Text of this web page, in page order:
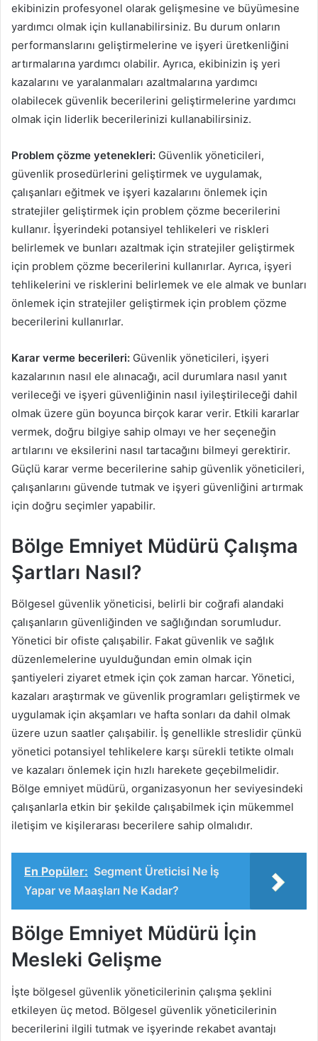
ekibinizin profesyonel olarak gelişmesine ve büyümesine
yardımcı olmak için kullanabilirsiniz. Bu durum onların
performanslarını geliştirmelerine ve işyeri üretkenliğini
artırmalarına yardımcı olabilir. Ayrıca, ekibinizin iş yeri
kazalarını ve yaralanmaları azaltmalarına yardımcı
olabilecek güvenlik becerilerini geliştirmelerine yardımcı
olmak için liderlik becerilerinizi kullanabilirsiniz.
Problem çözme yetenekleri: Güvenlik yöneticileri,
güvenlik prosedürlerini geliştirmek ve uygulamak,
çalışanları eğitmek ve işyeri kazalarını önlemek için
stratejiler geliştirmek için problem çözme becerilerini
kullanır. İşyerindeki potansiyel tehlikeleri ve riskleri
belirlemek ve bunları azaltmak için stratejiler geliştirmek
için problem çözme becerilerini kullanırlar. Ayrıca, işyeri
tehlikelerini ve risklerini belirlemek ve ele almak ve bunları
önlemek için stratejiler geliştirmek için problem çözme
becerilerini kullanırlar.
Karar verme becerileri: Güvenlik yöneticileri, işyeri
kazalarının nasıl ele alınacağı, acil durumlara nasıl yanıt
verileceği ve işyeri güvenliğinin nasıl iyileştirileceği dahil
olmak üzere gün boyunca birçok karar verir. Etkili kararlar
vermek, doğru bilgiye sahip olmayı ve her seçeneğin
artılarını ve eksilerini nasıl tartacağını bilmeyi gerektirir.
Güçlü karar verme becerilerine sahip güvenlik yöneticileri,
çalışanlarını güvende tutmak ve işyeri güvenliğini artırmak
için doğru seçimler yapabilir.
Bölge Emniyet Müdürü Çalışma
Şartları Nasıl?
Bölgesel güvenlik yöneticisi, belirli bir coğrafi alandaki
çalışanların güvenliğinden ve sağlığından sorumludur.
Yönetici bir ofiste çalışabilir. Fakat güvenlik ve sağlık
düzenlemelerine uyulduğundan emin olmak için
şantiyeleri ziyaret etmek için çok zaman harcar. Yönetici,
kazaları araştırmak ve güvenlik programları geliştirmek ve
uygulamak için akşamları ve hafta sonları da dahil olmak
üzere uzun saatler çalışabilir. İş genellikle streslidir çünkü
yönetici potansiyel tehlikelere karşı sürekli tetikte olmalı
ve kazaları önlemek için hızlı harekete geçebilmelidir.
Bölge emniyet müdürü, organizasyonun her seviyesindeki
çalışanlarla etkin bir şekilde çalışabilmek için mükemmel
iletişim ve kişilerarası becerilere sahip olmalıdır.
En Popüler: Segment Üreticisi Ne İş
Yapar ve Maaşları Ne Kadar?
Bölge Emniyet Müdürü İçin
Mesleki Gelişme
İşte bölgesel güvenlik yöneticilerinin çalışma şeklini
etkileyen üç metod. Bölgesel güvenlik yöneticilerinin
becerilerini ilgili tutmak ve işyerinde rekabet avantajı